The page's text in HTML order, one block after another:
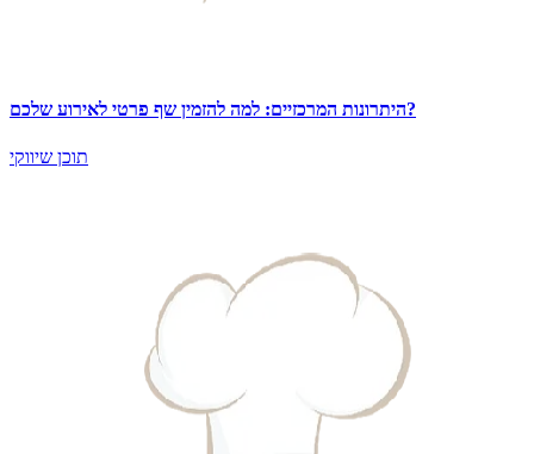
היתרונות המרכזיים: למה להזמין שף פרטי לאירוע שלכם?
תוכן שיווקי